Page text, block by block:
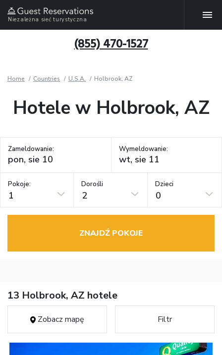
Niezależna sieć turystyczna
(855) 470-1527
Home Countries U.S.A. Holbrook, AZ
Hotele w Holbrook, AZ
Zameldowanie: Wymeldowanie:
Pokoje:
1
Dorośli
2
Dzieci
0
ZNAJDŹ POKOJE
13 Holbrook, AZ hotele
Zobacz mapę Filtr